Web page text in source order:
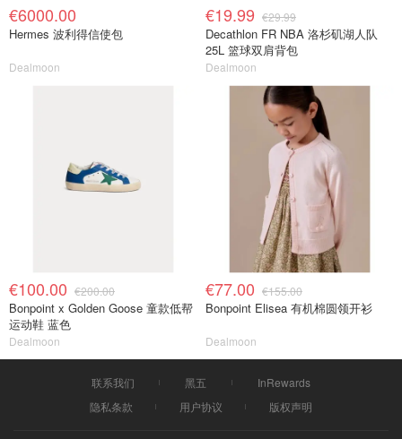
€6000.00
Hermes 波利得信使包
Dealmoon
€19.99 €29.99
Decathlon FR NBA 洛杉矶湖人队
25L 篮球双肩背包
Dealmoon
€100.00 €200.00
Bonpoint x Golden Goose 童款低帮
运动鞋 蓝色
Dealmoon
€77.00 €155.00
Bonpoint Elisea 有机棉圆领开衫
Dealmoon
联系我们 黑五
InRewards
隐私条款
用户协议 版权声明